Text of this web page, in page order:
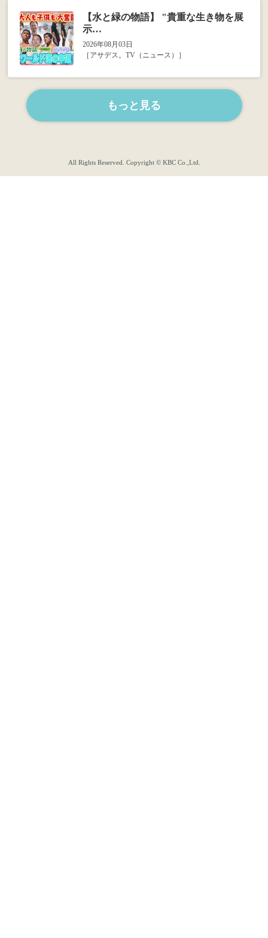
【水と緑の物語】 "貴重な生き物を展
示…
2026年08月03日
［アサデス。TV（ニュース）］
もっと見る
All Rights Reserved. Copyright © KBC Co.,Ltd.